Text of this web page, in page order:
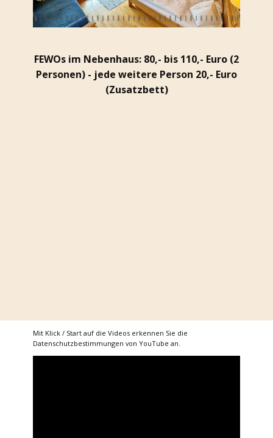
FEWOs im Nebenhaus: 80,- bis 110,- Euro (2
Personen) - jede weitere Person 20,- Euro
(Zusatzbett)
Mit Klick / Start auf die Videos erkennen Sie die
Datenschutzbestimmungen von YouTube an.